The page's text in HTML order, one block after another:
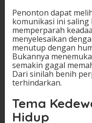
Penonton dapat
komunikasi ini
memperparah
menyelesaikan
menutup dengan
Bukannya
semakin gagal
Dari sinilah benih
terhindarkan.
Tema
Hidup